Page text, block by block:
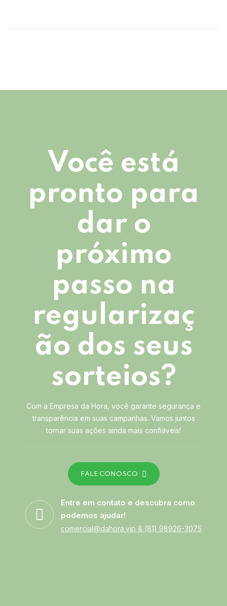
Você está
pronto para
dar o
próximo
passo na
regularizaç
ão dos seus
sorteios?
Com a Empresa da Hora, você garante segurança e
transparência em suas campanhas. Vamos juntos
tornar suas ações ainda mais confiáveis!
FALE CONOSCO
Entre em contato e descubra como
podemos ajudar!
comercial@dahora.vip & (81) 98926-3075